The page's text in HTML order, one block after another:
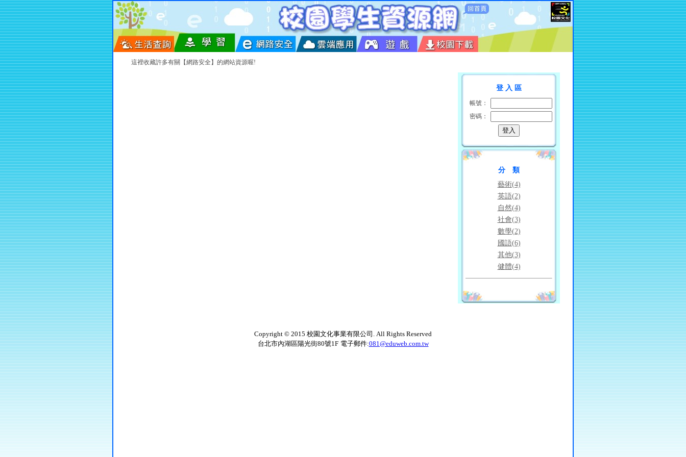
這裡收藏許多有關【網路安全】的網站資源喔!
登 入 區
帳號：
密碼：
分 類
藝術(4)
英語(2)
自然(4)
社會(3)
數學(2)
國語(6)
其他(3)
健體(4)
Copyright © 2015 校園文化事業有限公司. All Rights Reserved
台北市內湖區陽光街80號1F 電子郵件:081@eduweb.com.tw